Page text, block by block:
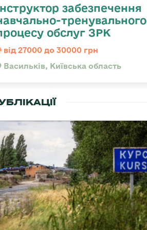
забезпечення
тренувального
обслуг ЗРК
від 27000 до 30000 грн
Васильків, Київська область